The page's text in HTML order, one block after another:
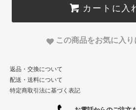
カートに入
この商品をお気に入
返品・交換について
配送・送料について
特定商取引法に基づく表記